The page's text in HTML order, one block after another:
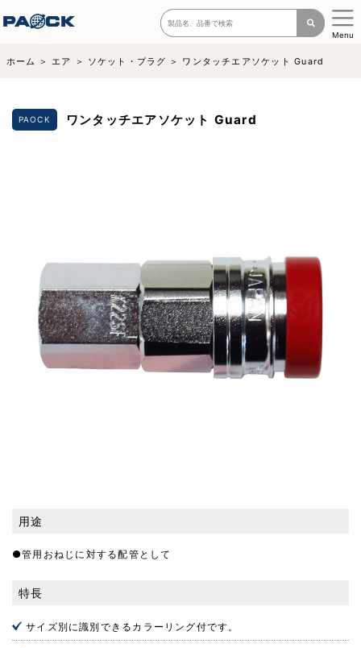
Menu
ホーム エア ソケット・プラグ ワンタッチエアソケット Guard
PAOCK ワンタッチエアソケット Guard
用途
●管用おねじに対する配管として
特長
サイズ別に識別できるカラーリング付です。